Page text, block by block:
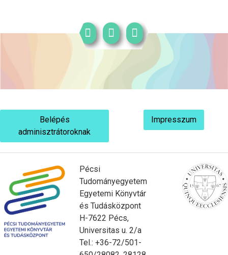
Belépés
adminisztrátoroknak
Impresszum
Pécsi
Tudományegyetem
Egyetemi Könyvtár
és Tudásközpont
H-7622 Pécs,
Universitas u. 2/a
Tel.: +36-72/501-